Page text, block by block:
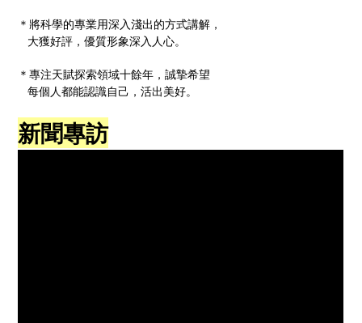
＊將科學的專業用深入淺出的方式講解，
大獲好評，優質形象深入人心。
＊專注天賦探索領域十餘年，誠摯希望
每個人都能認識自己，活出美好。
新聞專訪